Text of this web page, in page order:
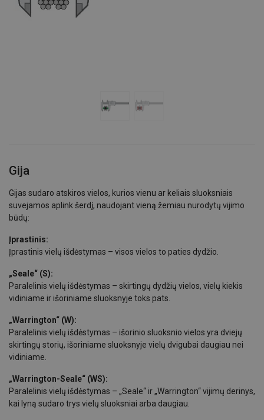
Gija
Gijas sudaro atskiros vielos, kurios vienu ar keliais sluoksniais
suvejamos aplink šerdį, naudojant vieną žemiau nurodytų vijimo
būdų:
Įprastinis:
Įprastinis vielų išdėstymas – visos vielos to paties dydžio.
„Seale“ (S):
Paralelinis vielų išdėstymas – skirtingų dydžių vielos, vielų kiekis
vidiniame ir išoriniame sluoksnyje toks pats.
„Warrington“ (W):
Paralelinis vielų išdėstymas – išorinio sluoksnio vielos yra dviejų
skirtingų storių, išoriniame sluoksnyje vielų dvigubai daugiau nei
vidiniame.
„Warrington-Seale“ (WS):
Paralelinis vielų išdėstymas – „Seale“ ir „Warrington“ vijimų derinys,
kai lyną sudaro trys vielų sluoksniai arba daugiau.